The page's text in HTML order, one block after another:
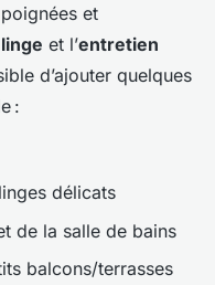
et
et l’entretien
d’ajouter quelques
:
délicats
de la salle de bains
balcons/terrasses